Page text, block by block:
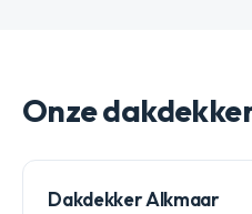
Onze
Dakdekker Alkmaar